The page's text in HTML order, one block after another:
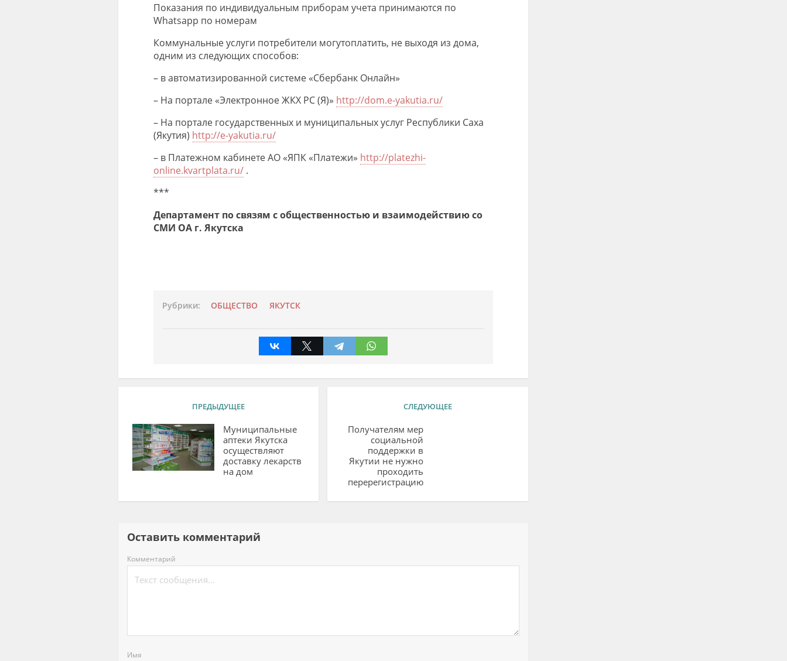
Показания по индивидуальным приборам учета принимаются по
Whatsapp по номерам
Коммунальные услуги потребители могутоплатить, не выходя из дома,
одним из следующих способов:
– в автоматизированной системе «Сбербанк Онлайн»
– На портале «Электронное ЖКХ РС(Я)» http://dom.e-yakutia.ru/
– На портале государственных и муниципальных услуг Республики Саха
(Якутия) http://e-yakutia.ru/
– в Платежном кабинете АО «ЯПК «Платежи» http://platezhi-
online.kvartplata.ru/ .
***
Департамент по связям с общественностью и взаимодействию со
СМИ ОА г. Якутска
Рубрики: ОБЩЕСТВО ЯКУТСК
ПРЕДЫДУЩЕЕ
Муниципальные
аптеки Якутска
осуществляют
доставку лекарств
на дом
СЛЕДУЮЩЕЕ
Получателям мер
социальной
поддержки в
Якутии не нужно
проходить
перерегистрацию
Оставить комментарий
Комментарий
Имя